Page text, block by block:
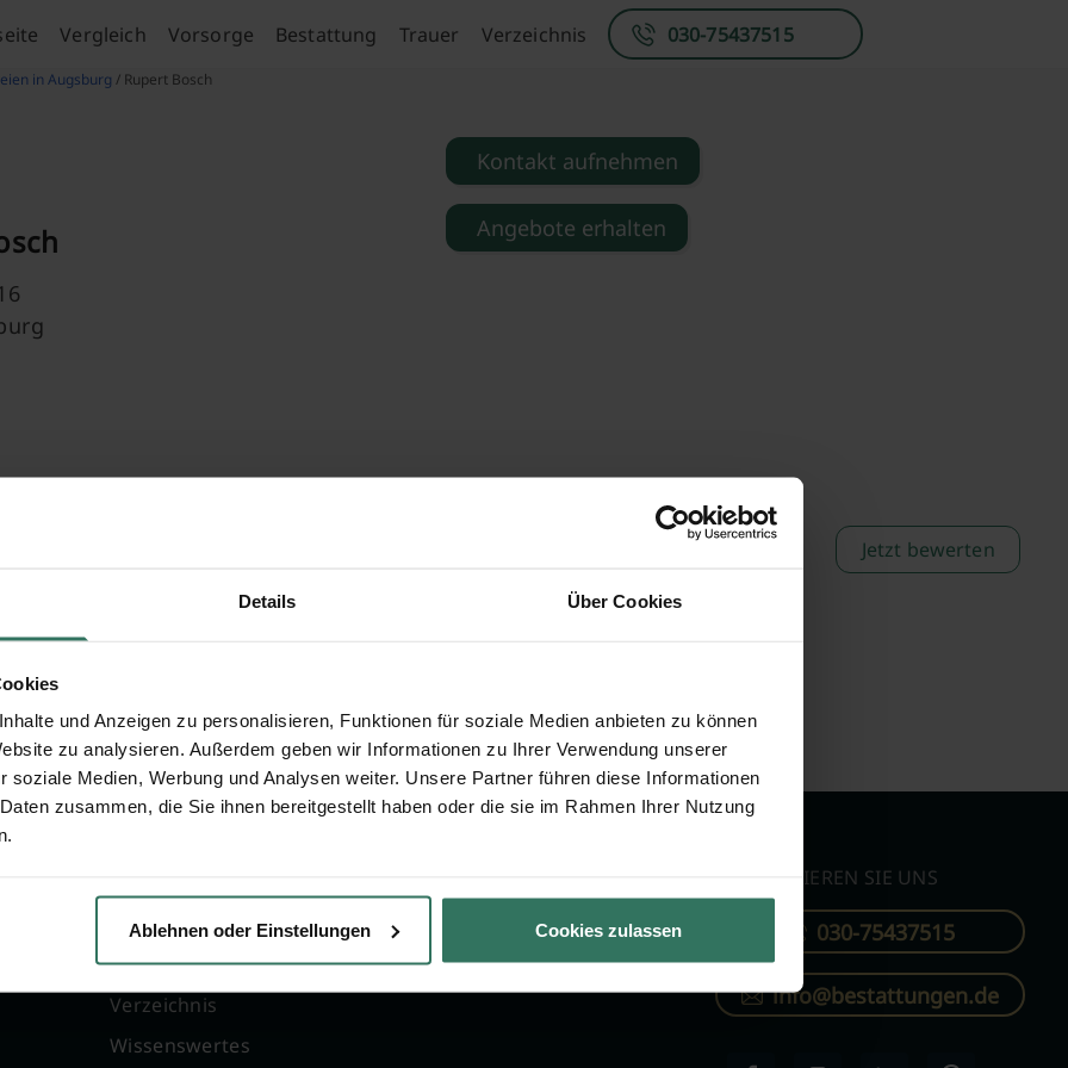
Details Über Cookies
und Anzeigen zu personalisieren, Funktionen für soziale Medien anbieten zu können
zu analysieren. Außerdem geben wir Informationen zu Ihrer Verwendung unserer
soziale Medien, Werbung und Analysen weiter. Unsere Partner führen diese Informationen
zusammen, die Sie ihnen bereitgestellt haben oder die sie im Rahmen Ihrer Nutzung
Ablehnen oder Einstellungen Cookies zulassen
Vergleich Vorsorge Bestattung Trauer Verzeichnis 030-75437515
in Augsburg / Rupert Bosch
Kontakt aufnehmen
Angebote erhalten
Jetzt bewerten
Vergleich
Ratgeber
Verzeichnis
Wissenswertes
Online-Portal
Kostenlos registrieren
KONTAKTIEREN SIE UNS
030-75437515
info@bestattungen.de